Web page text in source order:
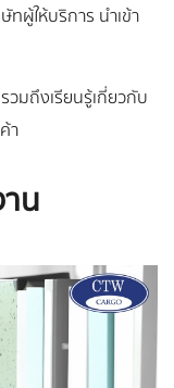
ผู้ให้บริการ นำเข้า
มถึงเรียนรู้เกี่ยวกับ
า
น